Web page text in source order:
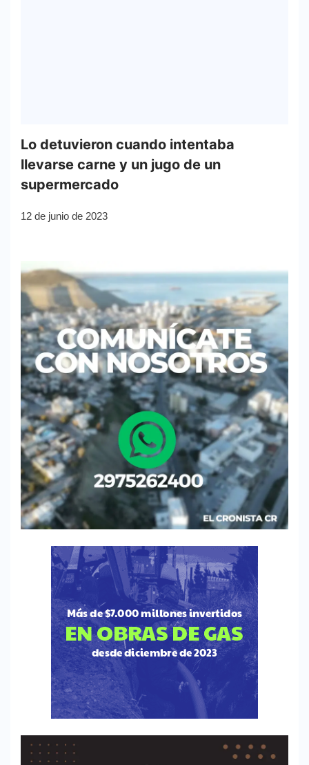
Lo detuvieron cuando intentaba
llevarse carne y un jugo de un
supermercado
12 de junio de 2023